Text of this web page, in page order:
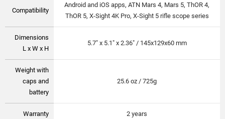
Compatibility
Android and iOS apps, ATN Mars 4, Mars 5, ThOR 4,
ThOR 5, X-Sight 4K Pro, X-Sight 5 rifle scope series
Dimensions
L x W x H
5.7" x 5.1" x 2.36" / 145x129x60 mm
Weight with
caps and
battery
25.6 oz / 725g
Warranty 2 years